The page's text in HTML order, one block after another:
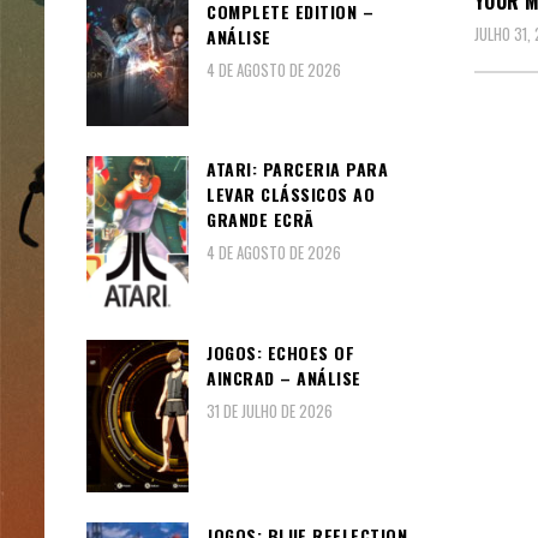
JULHO
COMPLETE EDITION –
ANÁLISE
4 DE AGOSTO DE 2026
ATARI: PARCERIA PARA
LEVAR CLÁSSICOS AO
GRANDE ECRÃ
4 DE AGOSTO DE 2026
JOGOS: ECHOES OF
AINCRAD – ANÁLISE
31 DE JULHO DE 2026